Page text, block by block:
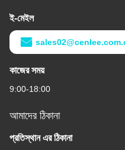
ই-মেইল
কাজের সময়
9:00-18:00
আমাদের ঠিকানা
প্রতিস্থান এর ঠিকানা